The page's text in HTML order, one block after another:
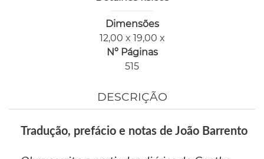
Dimensões
12,00 x 19,00 x
Nº Páginas
515
DESCRIÇÃO
Tradução, prefácio e notas de João Barrento